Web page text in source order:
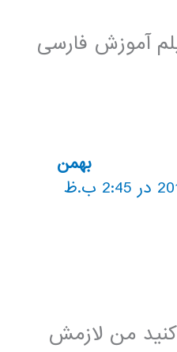
آموزش فارسی
بهمن
من لازمش